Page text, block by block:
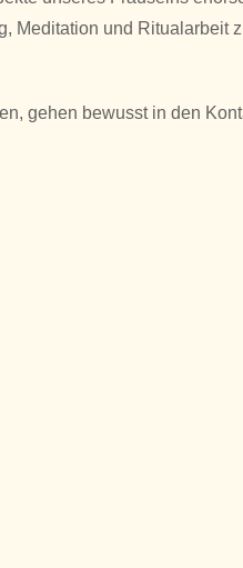
Meditation und Ritualarbeit
gehen bewusst in den